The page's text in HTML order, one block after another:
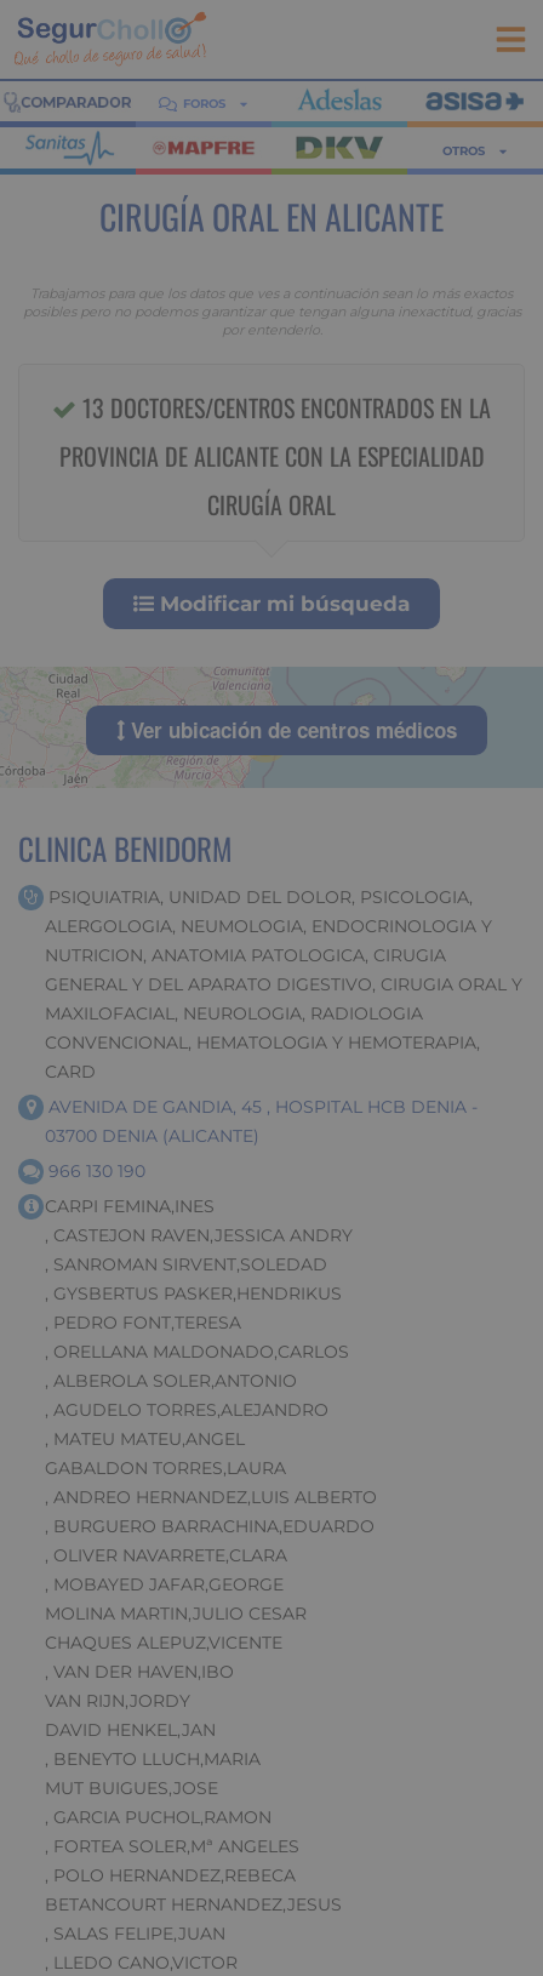
FOROS
OTROS
CIRUGÍA ORAL EN ALICANTE
Trabajamos para que los datos que ves a continuación sean lo más exactos
posibles pero no podemos garantizar que tengan alguna inexactitud, gracias
por entenderlo.
13 DOCTORES/CENTROS ENCONTRADOS EN LA
PROVINCIA DE ALICANTE CON LA ESPECIALIDAD
CIRUGÍA ORAL
Modificar mi búsqueda
Ver ubicación de centros médicos
13
CLINICA BENIDORM
PSIQUIATRIA, UNIDAD DEL DOLOR, PSICOLOGIA,
ALERGOLOGIA, NEUMOLOGIA, ENDOCRINOLOGIA Y
NUTRICION, ANATOMIA PATOLOGICA, CIRUGIA
GENERAL Y DEL APARATO DIGESTIVO, CIRUGIA ORAL Y
MAXILOFACIAL, NEUROLOGIA, RADIOLOGIA
CONVENCIONAL, HEMATOLOGIA Y HEMOTERAPIA,
CARD
AVENIDA DE GANDIA, 45 , HOSPITAL HCB DENIA -
03700 DENIA (ALICANTE)
966 130 190
CARPI FEMINA,INES
, CASTEJON RAVEN,JESSICA ANDRY
, SANROMAN SIRVENT,SOLEDAD
, GYSBERTUS PASKER,HENDRIKUS
, PEDRO FONT,TERESA
, ORELLANA MALDONADO,CARLOS
, ALBEROLA SOLER,ANTONIO
, AGUDELO TORRES,ALEJANDRO
, MATEU MATEU,ANGEL
GABALDON TORRES,LAURA
, ANDREO HERNANDEZ,LUIS ALBERTO
, BURGUERO BARRACHINA,EDUARDO
, OLIVER NAVARRETE,CLARA
, MOBAYED JAFAR,GEORGE
MOLINA MARTIN,JULIO CESAR
CHAQUES ALEPUZ,VICENTE
, VAN DER HAVEN,IBO
VAN RIJN,JORDY
DAVID HENKEL,JAN
, BENEYTO LLUCH,MARIA
MUT BUIGUES,JOSE
, GARCIA PUCHOL,RAMON
, FORTEA SOLER,Mª ANGELES
, POLO HERNANDEZ,REBECA
BETANCOURT HERNANDEZ,JESUS
, SALAS FELIPE,JUAN
, LLEDO CANO,VICTOR